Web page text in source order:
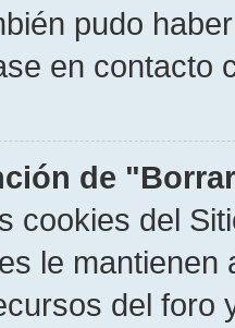
pudo
en contacto
de
cookies del
le
del foro